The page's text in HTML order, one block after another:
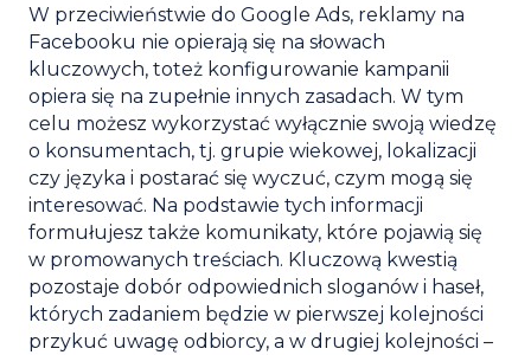
W przeciwieństwie do Google Ads, reklamy na
Facebooku nie opierają się na słowach
kluczowych, toteż konfigurowanie kampanii
opiera się na zupełnie innych zasadach. W tym
celu możesz wykorzystać wyłącznie swoją wiedzę
o konsumentach, tj. grupie wiekowej, lokalizacji
czy języka i postarać się wyczuć, czym mogą się
interesować. Na podstawie tych informacji
formułujesz także komunikaty, które pojawią się
w promowanych treściach. Kluczową kwestią
pozostaje dobór odpowiednich sloganów i haseł,
których zadaniem będzie w pierwszej kolejności
przykuć uwagę odbiorcy, a w drugiej kolejności –